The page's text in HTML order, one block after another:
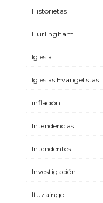
Historietas
Hurlingham
Iglesia
Iglesias Evangelistas
inflación
Intendencias
Intendentes
Investigación
Ituzaingo